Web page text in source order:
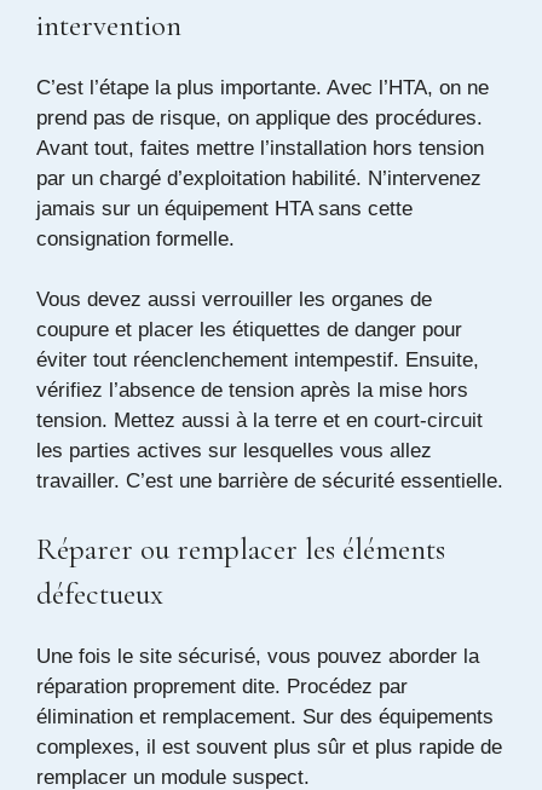
intervention
C’est l’étape la plus importante. Avec l’HTA, on ne
prend pas de risque, on applique des procédures.
Avant tout, faites mettre l’installation hors tension
par un chargé d’exploitation habilité. N’intervenez
jamais sur un équipement HTA sans cette
consignation formelle.
Vous devez aussi verrouiller les organes de
coupure et placer les étiquettes de danger pour
éviter tout réenclenchement intempestif. Ensuite,
vérifiez l’absence de tension après la mise hors
tension. Mettez aussi à la terre et en court-circuit
les parties actives sur lesquelles vous allez
travailler. C’est une barrière de sécurité essentielle.
Réparer ou remplacer les éléments
défectueux
Une fois le site sécurisé, vous pouvez aborder la
réparation proprement dite. Procédez par
élimination et remplacement. Sur des équipements
complexes, il est souvent plus sûr et plus rapide de
remplacer un module suspect.